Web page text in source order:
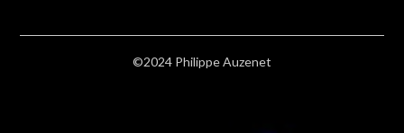
©2024 Philippe Auzenet